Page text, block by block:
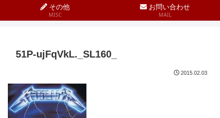
その他
MISC
お問い合わせ
MAIL
51P-ujFqVkL._SL160_
2015.02.03